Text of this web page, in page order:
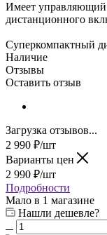
Имеет управляющий
дистанционного
Суперкомпактный
Наличие
Отзывы
Оставить отзыв
Загрузка отзывов...
2 990 ₽/шт
Варианты цен
2 990 ₽/шт
Подробности
Мало в 1 магазине
Нашли дешевле?